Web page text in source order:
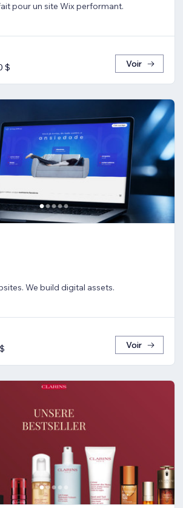
pour un site Wix performant.
$
Voir
We build digital assets.
Voir